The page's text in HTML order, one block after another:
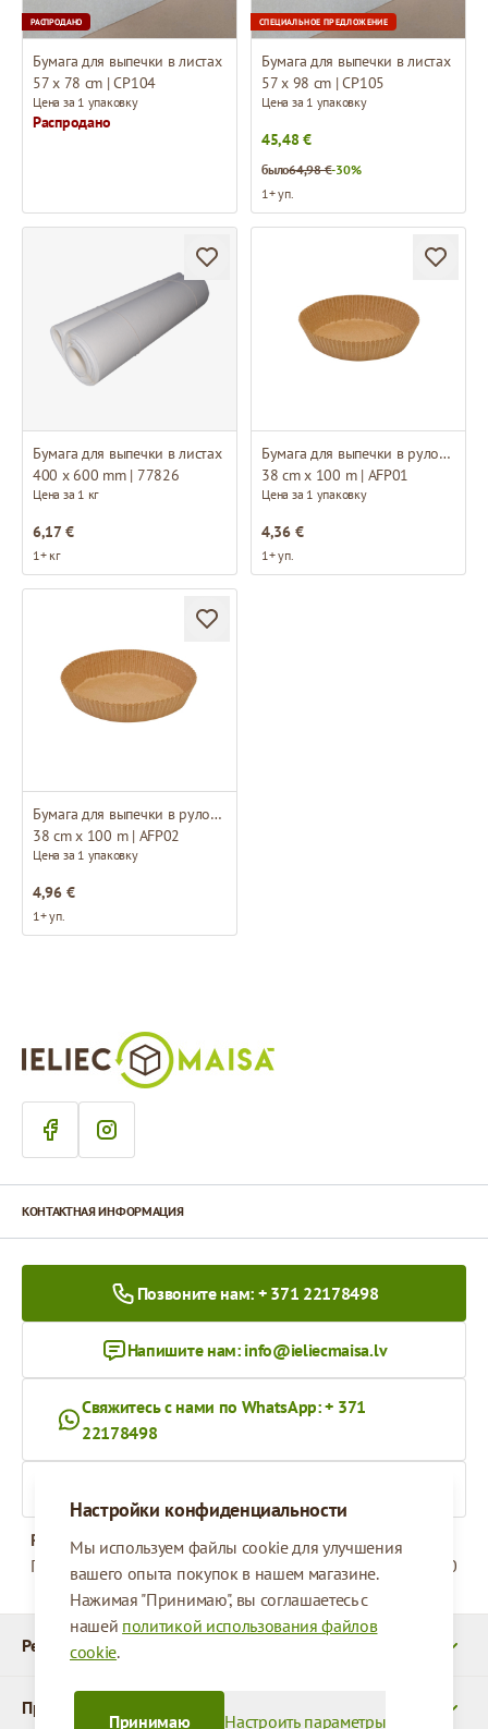
РАСПРОДАНО
Бумага для выпечки в листах
57 x 78 cm | CP104
Цена за 1 упаковку
Распродано
СПЕЦИАЛЬНОЕ ПРЕДЛОЖЕНИЕ
Бумага для выпечки в листах
57 x 98 cm | CP105
Цена за 1 упаковку
45,48 €
было64,98 €-30%
1+ уп.
Бумага для выпечки в листах
400 x 600 mm | 77826
Цена за 1 кг
6,17 €
1+ кг
Бумага для выпечки в рулонах
38 cm x 100 m | AFP01
Цена за 1 упаковку
4,36 €
1+ уп.
Бумага для выпечки в рулонах
38 cm x 100 m | AFP02
Цена за 1 упаковку
4,96 €
1+ уп.
Настройки конфиденциальности
Мы используем файлы cookie для улучшения
вашего опыта покупок в нашем магазине.
Нажимая "Принимаю", вы соглашаетесь с
нашей политикой использования файлов
cookie.
Настроить параметры
Принимаю
Реквизиты
Продукты
КОНТАКТНАЯ ИНФОРМАЦИЯ
Позвоните нам: + 371 22178498
Напишите нам: info@ieliecmaisa.lv
Свяжитесь с нами по WhatsApp: + 371
22178498
Рабочее время
Понедельник - Пятница
09:00 - 17:00